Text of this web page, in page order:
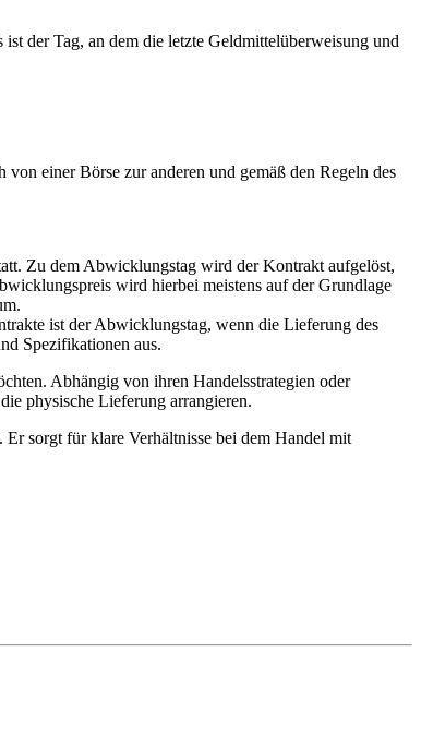
der Tag, an dem die letzte Geldmittelüberweisung und
einer Börse zur anderen und gemäß den Regeln des
Zu dem Abwicklungstag wird der Kontrakt aufgelöst,
wird hierbei meistens auf der Grundlage
ist der Abwicklungstag, wenn die Lieferung des
Spezifikationen aus.
Abhängig von ihren Handelsstrategien oder
physische Lieferung arrangieren.
sorgt für klare Verhältnisse bei dem Handel mit